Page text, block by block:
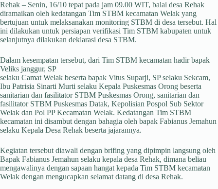
Rehak – Senin, 16/10 tepat pada jam 09.00 WIT, balai desa Rehak
diramaikan oleh kedatangan Tim STBM kecamatan Welak yang
bertujuan untuk melaksanakan monitoring STBM di desa tersebut. Hal
ini dilakukan untuk persiapan verifikasi Tim STBM kabupaten untuk
selanjutnya dilakukan deklarasi desa STBM.
Dalam kesempatan tersebut, dari Tim STBM kecamatan hadir bapak
Veliks janggur, SP
selaku Camat Welak beserta bapak Vitus Suparji, SP selaku Sekcam,
Ibu Patrisia Sinarti Murti selaku Kepala Puskesmas Orong beserta
sanitarian dan fasilitator STBM Puskesmas Orong, sanitarian dan
fasilitator STBM Puskesmas Datak, Kepolisian Pospol Sub Sektor
Welak dan Pol PP Kecamatan Welak. Kedatangan Tim STBM
kecamatan ini disambut dengan bahagia oleh bapak Fabianus Jemahun
selaku Kepala Desa Rehak beserta jajarannya.
Kegiatan tersebut diawali dengan brifing yang dipimpin langsung oleh
Bapak Fabianus Jemahun selaku kepala desa Rehak, dimana beliau
mengawalinya dengan sapaan hangat kepada Tim STBM kecamatan
Welak dengan mengucapkan selamat datang di desa Rehak.